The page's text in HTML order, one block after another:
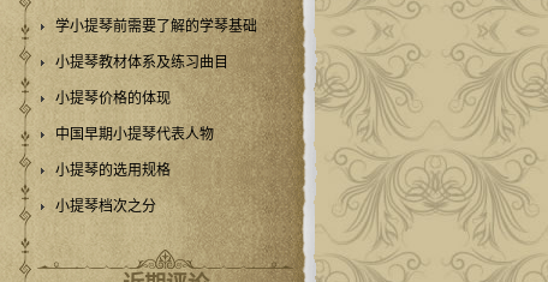
学小提琴前需要了解的学琴基础
小提琴教材体系及练习曲目
小提琴价格的体现
中国早期小提琴代表人物
小提琴的选用规格
小提琴档次之分